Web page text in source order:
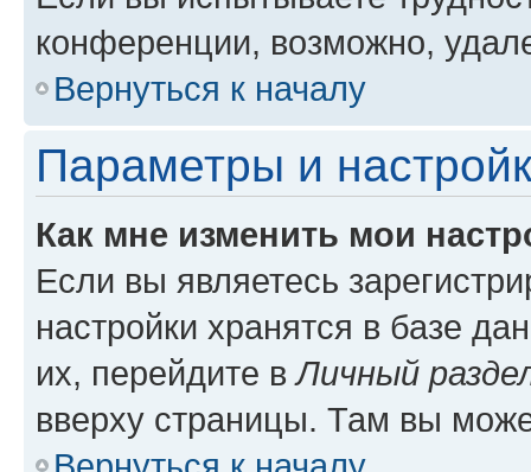
конференции, возможно,
Вернуться к началу
Параметры и
Как мне изменить мои
Если вы являетесь
настройки хранятся в базе
их, перейдите вЛичный
вверху страницы. Там вы